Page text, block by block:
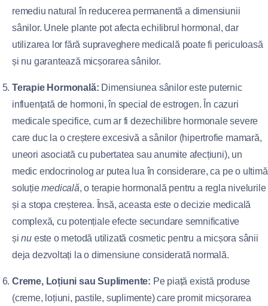
remediu natural în reducerea permanentă a dimensiunii
sânilor. Unele plante pot afecta echilibrul hormonal, dar
utilizarea lor fără supraveghere medicală poate fi periculoasă
și nu garantează micșorarea sânilor.
Terapie Hormonală: Dimensiunea sânilor este puternic
influențată de hormoni, în special de estrogen. În cazuri
medicale specifice, cum ar fi dezechilibre hormonale severe
care duc la o creștere excesivă a sânilor (hipertrofie mamară,
uneori asociată cu pubertatea sau anumite afecțiuni), un
medic endocrinolog ar putea lua în considerare, ca pe o ultimă
soluțiemedicală, o terapie hormonală pentru a regla nivelurile
și a stopa creșterea. Însă, aceasta este o decizie medicală
complexă, cu potențiale efecte secundare semnificative
șinu este o metodă utilizată cosmetic pentru a micșora sânii
deja dezvoltați la o dimensiune considerată normală.
Creme, Loțiuni sau Suplimente: Pe piață există produse
(creme, loțiuni, pastile, suplimente) care promit micșorarea